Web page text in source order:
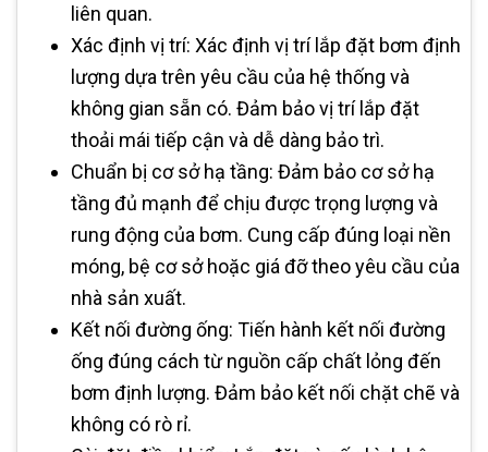
liên quan.
Xác định vị trí: Xác định vị trí lắp đặt bơm định
lượng dựa trên yêu cầu của hệ thống và
không gian sẵn có. Đảm bảo vị trí lắp đặt
thoải mái tiếp cận và dễ dàng bảo trì.
Chuẩn bị cơ sở hạ tầng: Đảm bảo cơ sở hạ
tầng đủ mạnh để chịu được trọng lượng và
rung động của bơm. Cung cấp đúng loại nền
móng, bệ cơ sở hoặc giá đỡ theo yêu cầu của
nhà sản xuất.
Kết nối đường ống: Tiến hành kết nối đường
ống đúng cách từ nguồn cấp chất lỏng đến
bơm định lượng. Đảm bảo kết nối chặt chẽ và
không có rò rỉ.